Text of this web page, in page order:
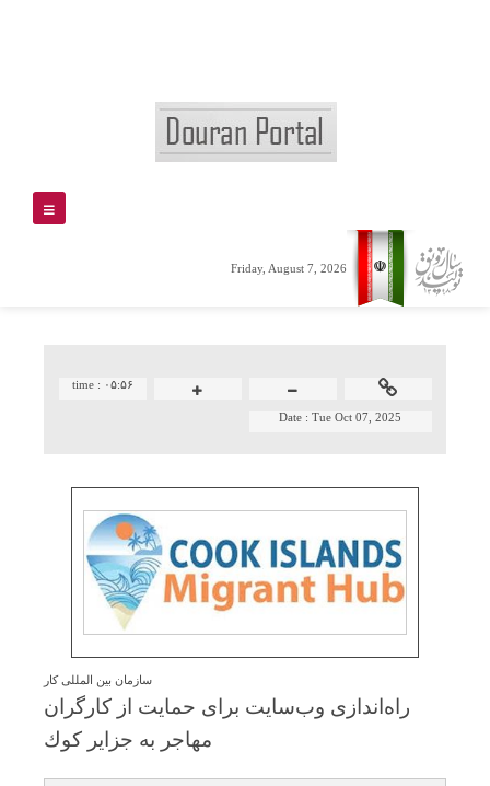
Friday, August 7, 2026
time : ۰۵:۵۶
Date :Tue Oct 07, 2025
سازمان بین المللی کار
راه‌اندازی وب‌سایت برای حمایت از كارگران
مهاجر به جزایر كوك